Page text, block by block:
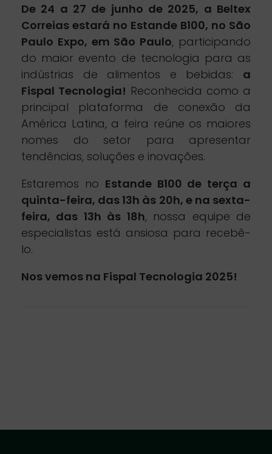
P
a
r
t
i
c
i
p
e
r
De 24 a 27 de junho de 2025, a Beltex
Correias estará no Estande B100, no São
Paulo Expo, em São Paulo, participando
do maior evento de tecnologia para as
indústrias de alimentos e bebidas: a
Fispal Tecnologia! Reconhecida como a
principal plataforma de conexão da
América Latina, a feira reúne os maiores
nomes do setor para apresentar
tendências, soluções e inovações.
Estaremos no Estande B100 de terça a
quinta-feira, das 13h às 20h, e na sexta-
feira, das 13h às 18h, nossa equipe de
especialistas está ansiosa para recebê-
lo.
Nos vemos na Fispal Tecnologia 2025!